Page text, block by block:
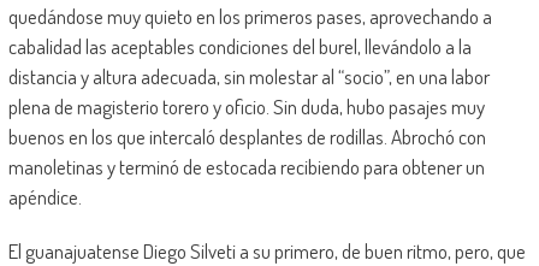
quedándose muy quieto en los primeros pases, aprovechando a
cabalidad las aceptables condiciones del burel, llevándolo a la
distancia y altura adecuada, sin molestar al “socio”, en una labor
plena de magisterio torero y oficio. Sin duda, hubo pasajes muy
buenos en los que intercaló desplantes de rodillas. Abrochó con
manoletinas y terminó de estocada recibiendo para obtener un
apéndice.
El guanajuatense Diego Silveti a su primero, de buen ritmo, pero, que